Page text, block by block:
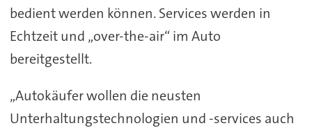
bedient werden können. Services werden in
Echtzeit und „over-the-air“ im Auto
bereitgestellt.
„Autokäufer wollen die neusten
Unterhaltungstechnologien und -services auch